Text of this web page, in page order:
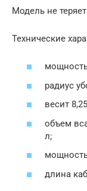
Модель не
Технические
радиус
весит
объем
л;
длина